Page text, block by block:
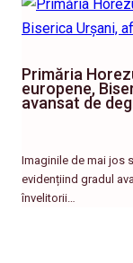
Primăria
europene,
avansat de
Imaginile de mai jos
evidențiind gradul
învelitorii…